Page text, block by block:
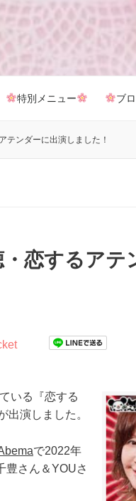
特別メニュー ブ
テンダーに出演しました！
恋するアテ
いる『恋する
出演しました。
で2022年
豊さん＆YOUさ